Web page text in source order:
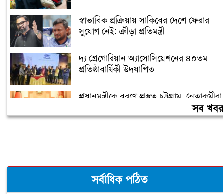
স্বাভাবিক প্রক্রিয়ায় সাকিবের দেশে ফেরার
সুযোগ নেই: ক্রীড়া প্রতিমন্ত্রী
দ্য গ্রেগোরিয়ান অ্যাসোসিয়েশনের ৪০তম
প্রতিষ্ঠাবার্ষিকী উদযাপিত
প্রধানমন্ত্রীকে বরণে প্রস্তুত চট্টগ্রাম, নেতাকর্মীরা
সব
সর্বাধিক পঠিত